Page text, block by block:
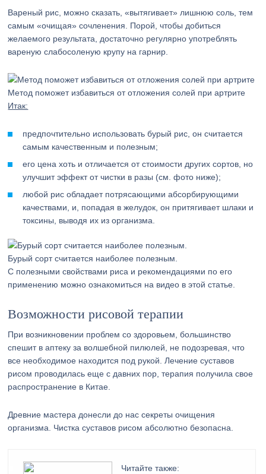
Вареный рис, можно сказать, «вытягивает» лишнюю соль, тем
самым «очищая» сочленения. Порой, чтобы добиться
желаемого результата, достаточно регулярно употреблять
вареную слабосоленую крупу на гарнир.
Метод поможет избавиться от отложения солей при артрите
Итак:
предпочтительно использовать бурый рис, он считается
самым качественным и полезным;
его цена хоть и отличается от стоимости других сортов, но
улучшит эффект от чистки в разы (см. фото ниже);
любой рис обладает потрясающими абсорбирующими
качествами, и, попадая в желудок, он притягивает шлаки и
токсины, выводя их из организма.
Бурый сорт считается наиболее полезным.
С полезными свойствами риса и рекомендациями по его
применению можно ознакомиться на видео в этой статье.
Возможности рисовой терапии
При возникновении проблем со здоровьем, большинство
спешит в аптеку за волшебной пилюлей, не подозревая, что
все необходимое находится под рукой. Лечение суставов
рисом проводилась еще с давних пор, терапия получила свое
распространение в Китае.
Древние мастера донесли до нас секреты очищения
организма. Чистка суставов рисом абсолютно безопасна.
Читайте также: